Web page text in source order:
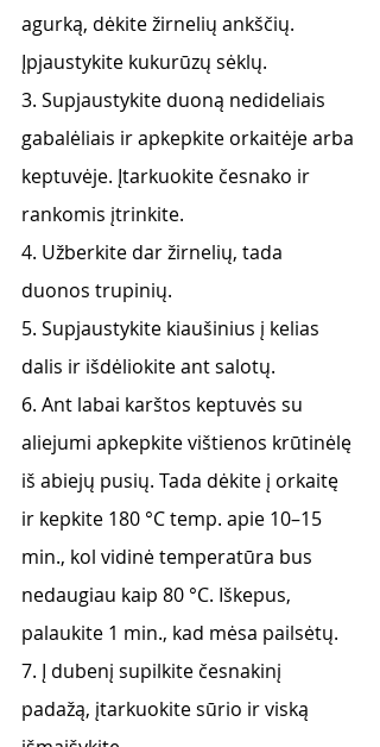
agurką, dėkite žirnelių ankščių.
Įpjaustykite kukurūzų sėklų.
3. Supjaustykite duoną nedideliais
gabalėliais ir apkepkite orkaitėje arba
keptuvėje. Įtarkuokite česnako ir
rankomis įtrinkite.
4. Užberkite dar žirnelių, tada
duonos trupinių.
5. Supjaustykite kiaušinius į kelias
dalis ir išdėliokite ant salotų.
6. Ant labai karštos keptuvės su
aliejumi apkepkite vištienos krūtinėlę
iš abiejų pusių. Tada dėkite į orkaitę
ir kepkite 180 °C temp. apie 10–15
min., kol vidinė temperatūra bus
nedaugiau kaip 80 °C. Iškepus,
palaukite 1 min., kad mėsa pailsėtų.
7. Į dubenį supilkite česnakinį
padažą, įtarkuokite sūrio ir viską